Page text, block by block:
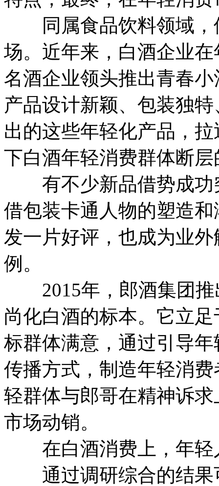
同属食品饮料领域，
场。近年来，白酒企业
名酒企业领头推出青春
产品设计新颖、包装独
出的这些年轻化产品，
下白酒年轻消费群体断
有不少新品借势成功
借包装卡通人物的塑造
发一片好评，也成为业
例。
2015年，郎酒集团推
尚化白酒的标本。它立
标群体满意，通过引导
传播方式，制造年轻消
轻群体与郎哥在精神诉
市场动销。
在白酒消费上，年轻
通过调研综合的结果